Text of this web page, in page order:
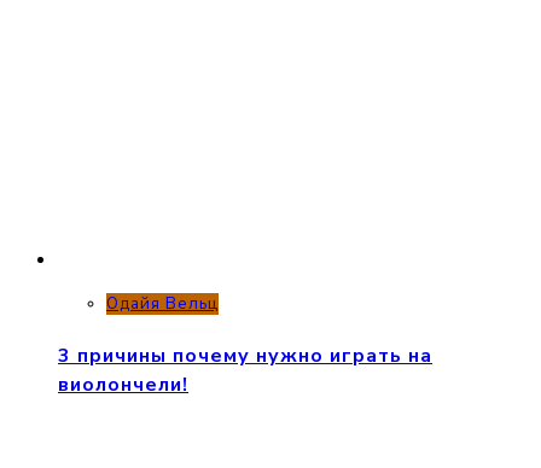
Одайя Вельц
3 причины почему нужно играть на
виолончели!